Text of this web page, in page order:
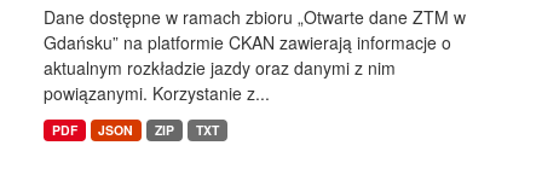
Dane dostępne w ramach zbioru „Otwarte dane ZTM w
Gdańsku” na platformie CKAN zawierają informacje o
aktualnym rozkładzie jazdy oraz danymi z nim
powiązanymi. Korzystanie z...
PDF JSON ZIP TXT